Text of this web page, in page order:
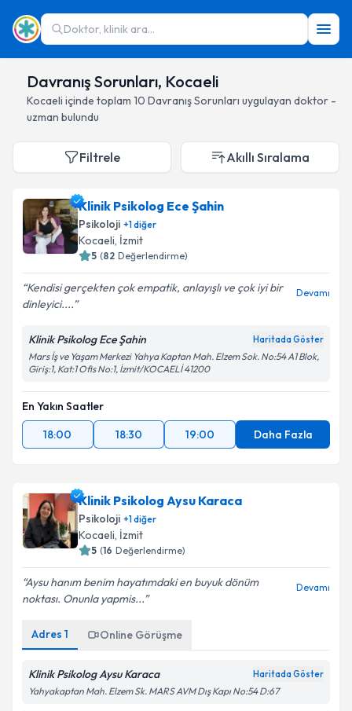
Doktor, klinik ara...
Davranış Sorunları, Kocaeli
Kocaeli içinde toplam 10 Davranış Sorunları uygulayan doktor -
uzman bulundu
Filtrele Akıllı Sıralama
Klinik Psikolog Ece Şahin
Psikoloji +1diğer
Kocaeli, İzmit
5 (82 Değerlendirme)
Kendisi gerçekten çok empatik, anlayışlı ve çok iyi bir
dinleyici....
Devamı
Klinik Psikolog Ece Şahin Haritada Göster
Mars İş ve Yaşam Merkezi Yahya Kaptan Mah. Elzem Sok. No:54 A1 Blok,
Giriş:1, Kat:1 Ofis No:1, İzmit/KOCAELİ 41200
En Yakın Saatler
18:00
18:30 19:00 Daha Fazla
Klinik Psikolog Aysu Karaca
Psikoloji +1diğer
Kocaeli, İzmit
5 (16 Değerlendirme)
Aysu hanım benim hayatımdaki en buyuk dönüm
noktası. Onunla yapmis...
Devamı
Adres 1 Online Görüşme
Klinik Psikolog Aysu Karaca Haritada Göster
Yahyakaptan Mah. Elzem Sk. MARS AVM Dış Kapı No:54 D:67